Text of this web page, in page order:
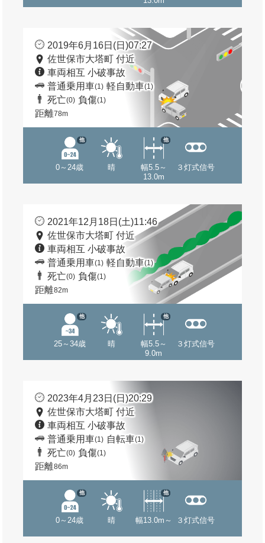
2019年6月16日(日)07:27
佐世保市大塔町 付近
車両相互 小破事故
普通乗用車(1) 軽自動車(1)
死亡(0) 負傷(1)
距離78m
0～24歳
他
晴
幅5.5～
13.0m
他
３灯式信号
2021年12月18日(土)11:46
佐世保市大塔町 付近
車両相互 小破事故
普通乗用車(1) 軽自動車(1)
死亡(0) 負傷(1)
距離82m
25～34歳
他
晴
幅5.5～
9.0m
他
３灯式信号
2023年4月23日(日)20:29
佐世保市大塔町 付近
車両相互 小破事故
普通乗用車(1) 自転車(1)
死亡(0) 負傷(1)
距離86m
0～24歳
他
晴 幅13.0m～
他
３灯式信号